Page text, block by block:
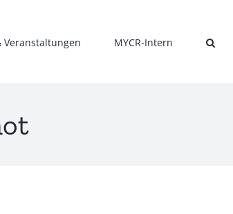
Veranstaltungen MYCR-Intern